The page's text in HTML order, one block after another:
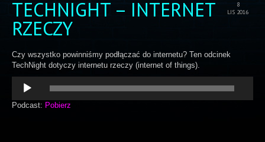
8
LIS 2016
TECHNIGHT – INTERNET
RZECZY
Czy wszystko powinniśmy podłączać do internetu? Ten odcinek
TechNight dotyczy internetu rzeczy (internet of things).
Odtwarzacz
plików
dźwiękowych
Podcast: Pobierz